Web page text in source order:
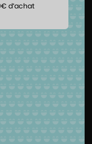
d’achat